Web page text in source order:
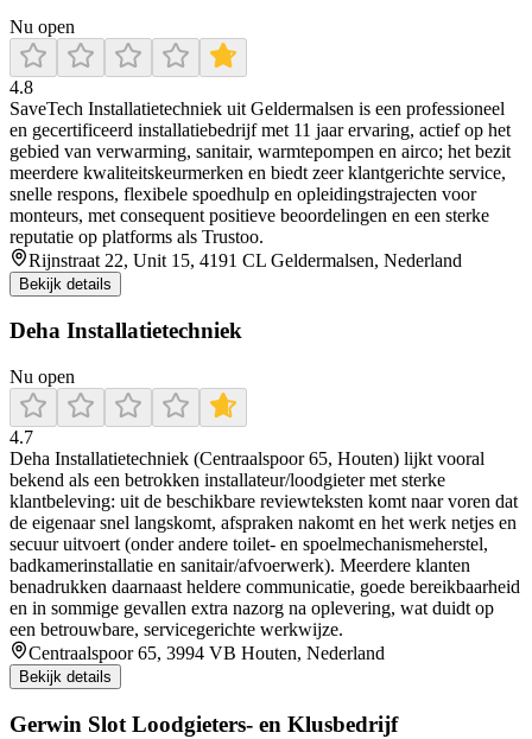
Nu open
4.8
SaveTech Installatietechniek uit Geldermalsen is een professioneel
en gecertificeerd installatiebedrijf met 11 jaar ervaring, actief op het
gebied van verwarming, sanitair, warmtepompen en airco; het bezit
meerdere kwaliteitskeurmerken en biedt zeer klantgerichte service,
snelle respons, flexibele spoedhulp en opleidingstrajecten voor
monteurs, met consequent positieve beoordelingen en een sterke
reputatie op platforms als Trustoo.
Rijnstraat 22, Unit 15, 4191 CL Geldermalsen, Nederland
Bekijk details
Deha Installatietechniek
Nu open
4.7
Deha Installatietechniek (Centraalspoor 65, Houten) lijkt vooral
bekend als een betrokken installateur/loodgieter met sterke
klantbeleving: uit de beschikbare reviewteksten komt naar voren dat
de eigenaar snel langskomt, afspraken nakomt en het werk netjes en
secuur uitvoert (onder andere toilet- en spoelmechanismeherstel,
badkamerinstallatie en sanitair/afvoerwerk). Meerdere klanten
benadrukken daarnaast heldere communicatie, goede bereikbaarheid
en in sommige gevallen extra nazorg na oplevering, wat duidt op
een betrouwbare, servicegerichte werkwijze.
Centraalspoor 65, 3994 VB Houten, Nederland
Bekijk details
Gerwin Slot Loodgieters- en Klusbedrijf